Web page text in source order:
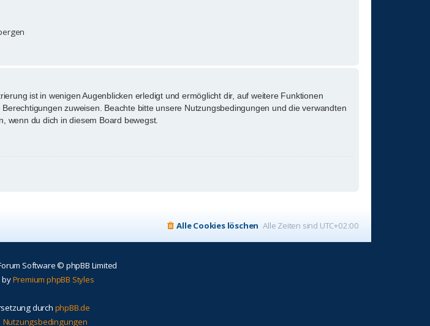
ist in wenigen Augenblicken erledigt und ermöglicht dir, auf weitere Funktionen
zuweisen. Beachte bitte unsere Nutzungsbedingungen und die verwandten
wenn du dich in diesem Board bewegst.
Alle Zeiten sind UTC+02:00
Alle Cookies löschen
Software © phpBB Limited
byPremium phpBB Styles
durch phpBB.de
Nutzungsbedingungen